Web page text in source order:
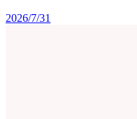
2026/7/31